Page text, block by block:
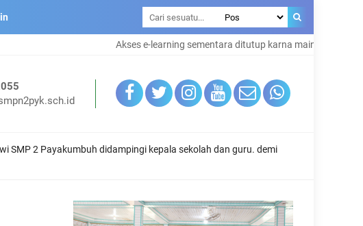
Akses e-learning sementara ditutup karna maintenance system
SMP 2 Payakumbuh didampingi kepala sekolah dan guru. demi